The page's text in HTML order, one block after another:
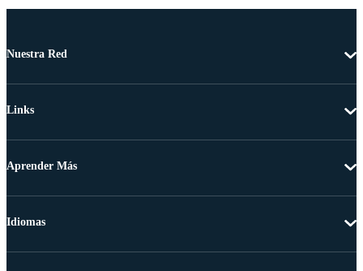
Nuestra Red
Links
Aprender Más
Idiomas